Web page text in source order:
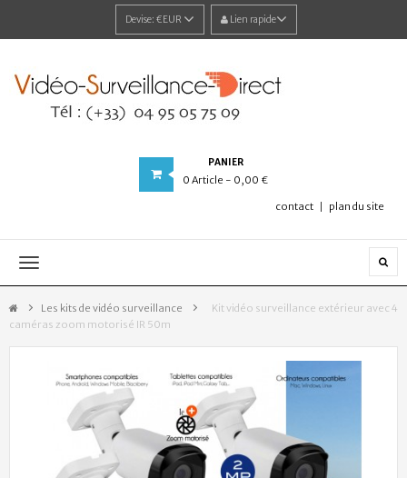
Devise: €EUR Lien rapide
PANIER
0 Article - 0,00 €
contact plan du site
Navigation
Les kits de vidéo surveillance >
Kit vidéo surveillance extérieur avec 4
caméras zoom motorisé IR 50m